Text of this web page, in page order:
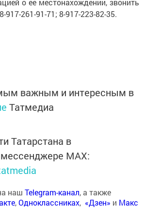
о ее местонахождении, звонить
917-261-91-71; 8-917-223-82-35.
важным и интересным в
Татмедиа
Татарстана в
MАХ:
наш Telegram-канал, а также
,Одноклассниках, «Дзен» и Макс